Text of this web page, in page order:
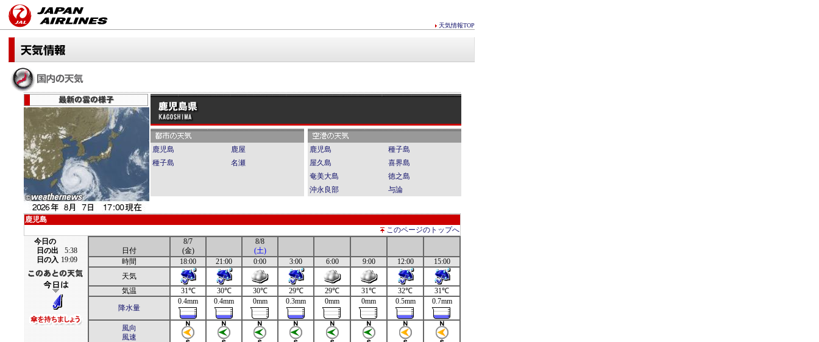
天気情報TOP
鹿児島
鹿屋
種子島
名瀬
鹿児島
種子島
屋久島
喜界島
奄美大島
徳之島
沖永良部
与論
鹿児島
このページのトップへ
今日の
日の出
5:38
日の入 19:09
日付
8/7
(金)
8/8
(土)
時間
18:00 21:00 0:00 3:00 6:00 9:00 12:00
15:00
天気
気温
31℃ 30℃ 30℃ 29℃ 29℃ 31℃ 32℃
31℃
降水量
0.4mm 0.4mm 0mm 0.3mm 0mm 0mm 0.5mm 0.7mm
風向
風速